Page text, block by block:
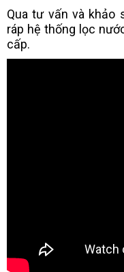
Qua tư vấn và khảo
ráp hệ thống lọc
cấp.